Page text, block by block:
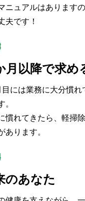
ニュアルはあります
夫です！
月以降で求め
目には業務に大分慣れ
。
慣れてきたら、軽掃
あります。
のあなた